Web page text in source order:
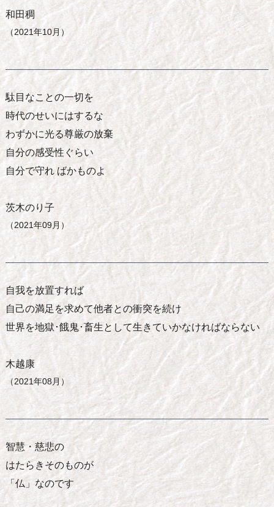
和田稠
（2021年10月）
駄目なことの一切を
時代のせいにはするな
わずかに光る尊厳の放棄
自分の感受性ぐらい
自分で守れ ばかものよ
茨木のり子
（2021年09月）
自我を放置すれば
自己の満足を求めて他者との衝突を続け
世界を地獄･餓鬼･畜生として生きていかなければならない
木越康
（2021年08月）
智慧・慈悲の
はたらきそのものが
「仏」なのです